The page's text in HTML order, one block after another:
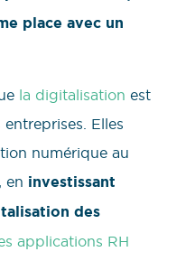
place avec un
la digitalisation est
Elles
numérique au
en investissant
des
applications RH